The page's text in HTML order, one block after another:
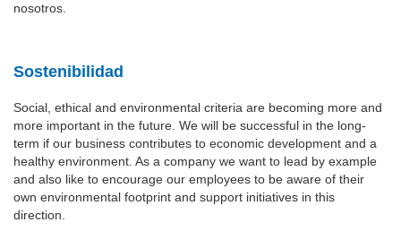
nosotros.
Sostenibilidad
Social, ethical and environmental criteria are becoming more and
more important in the future. We will be successful in the long-
term if our business contributes to economic development and a
healthy environment. As a company we want to lead by example
and also like to encourage our employees to be aware of their
own environmental footprint and support initiatives in this
direction.